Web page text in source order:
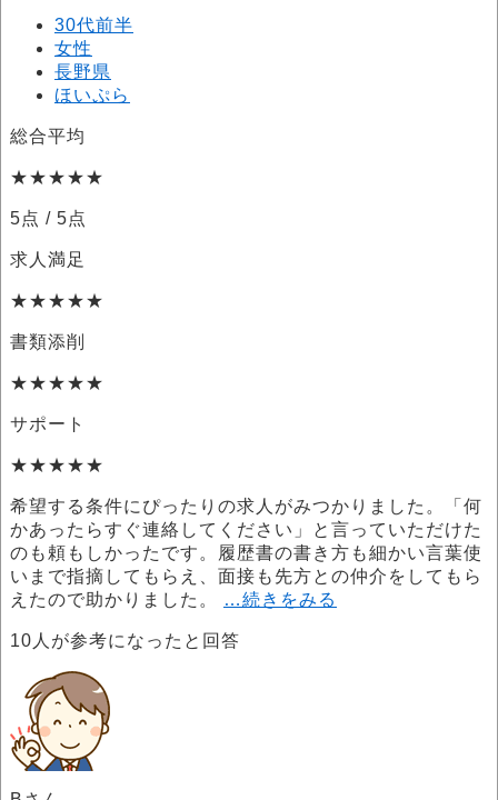
30代前半
女性
長野県
ほいぷら
総合平均
★★★★★
5点 / 5点
求人満足
★★★★★
書類添削
★★★★★
サポート
★★★★★
希望する条件にぴったりの求人がみつかりました。「何
かあったらすぐ連絡してください」と言っていただけた
のも頼もしかったです。履歴書の書き方も細かい言葉使
いまで指摘してもらえ、面接も先方との仲介をしてもら
えたので助かりました。
…続きをみる
10 人が参考になったと回答